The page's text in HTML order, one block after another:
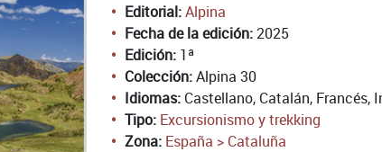
Editorial:Alpina
Fecha de la edición:2025
Edición: 1ª
Colección:Alpina 30
Idiomas: Castellano, Catalán, Francés,
Tipo: Excursionismo y trekking
Zona: España > Cataluña